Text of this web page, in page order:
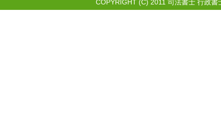
COPYRIGHT (C) 2011 司法書士 行政